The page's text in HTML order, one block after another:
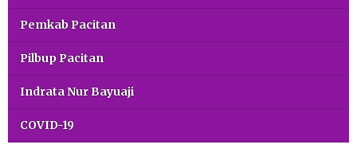
Pemkab Pacitan
Pilbup Pacitan
Indrata Nur Bayuaji
COVID-19